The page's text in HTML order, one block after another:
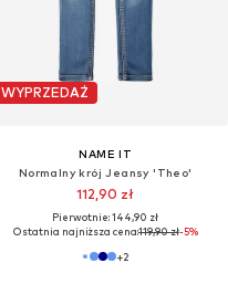
WYPRZEDAŻ
NAME IT
Normalny krój Jeansy 'Theo'
112,90 zł
Pierwotnie: 144,90 zł
Ostatnia najniższa cena:119,90 zł-5%
+2